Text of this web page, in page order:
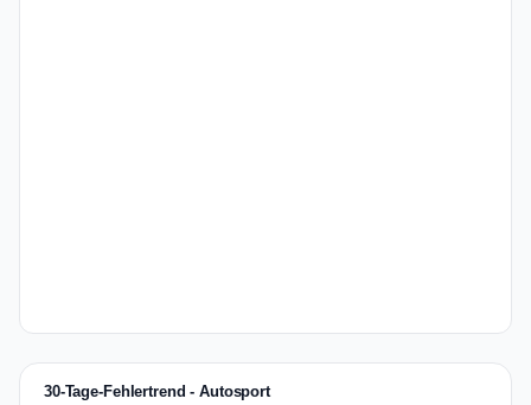
30-Tage-Fehlertrend - Autosport